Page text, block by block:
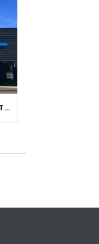
VENEZ VIVRE UNE FOLLE AVENTURE CHEZ SKYWAY SIMULATION.